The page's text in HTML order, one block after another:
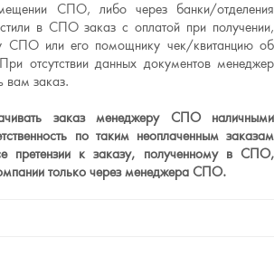
СПО, либо через банки/отделения
в СПО заказ с оплатой при получении,
СПО или его помощнику чек/квитанцию об
отсутствии данных документов менеджер
заказ.
заказ менеджеру СПО наличными
по таким неоплаченным заказам
претензии к заказу, полученному в СПО,
только через менеджера СПО.